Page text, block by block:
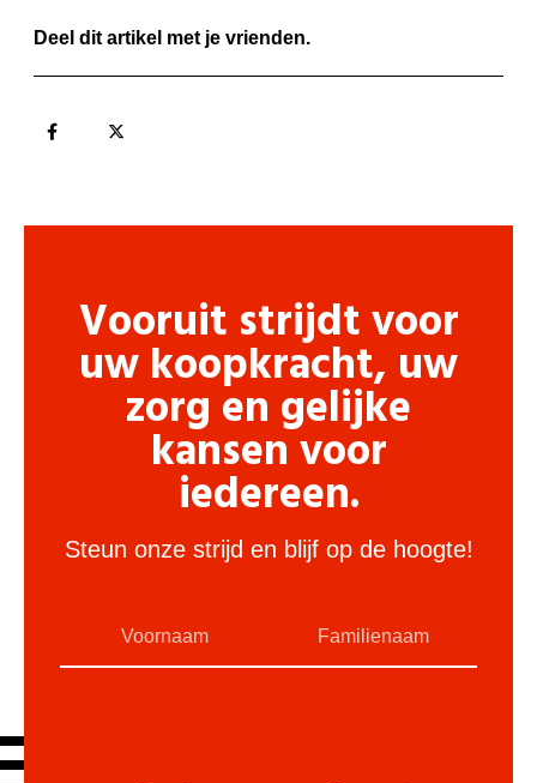
Deel dit artikel met je vrienden.
Vooruit strijdt voor
uw koopkracht, uw
zorg en gelijke
kansen voor
iedereen.
Steun onze strijd en blijf op de hoogte!